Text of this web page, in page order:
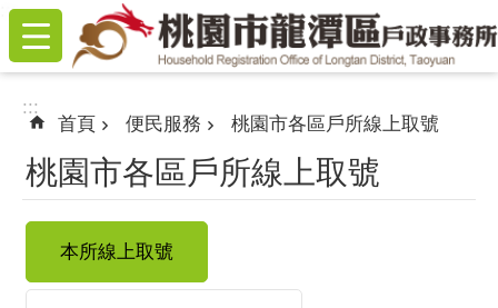
跳到主要內容區塊
:::
:::
首頁 便民服務 桃園市各區戶所線上取號
桃園市各區戶所線上取號
本所線上取號